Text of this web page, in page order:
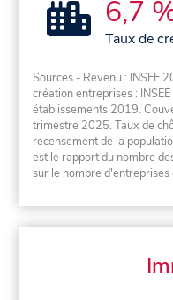
6,7
Taux de
Sources - Revenu : INSEE
création entreprises :
établissements 2019.
trimestre 2025. Taux de
recensement de la
est le rapport du nombre
sur le nombre